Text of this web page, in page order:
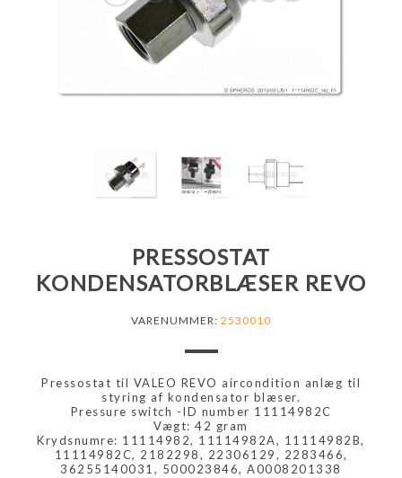
PRESSOSTAT
KONDENSATORBLÆSER REVO
VARENUMMER: 2530010
Pressostat til VALEO REVO aircondition anlæg til
styring af kondensator blæser.
Pressure switch -ID number 11114982C
Vægt: 42 gram
Krydsnumre: 11114982, 11114982A, 11114982B,
11114982C, 2182298, 22306129, 2283466,
36255140031, 500023846, A0008201338